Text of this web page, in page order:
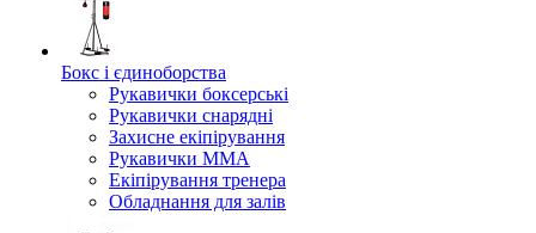
Бокс і єдиноборства
Рукавички боксерські
Рукавички снарядні
Захисне екіпірування
Рукавички ММА
Екіпірування тренера
Обладнання для залів